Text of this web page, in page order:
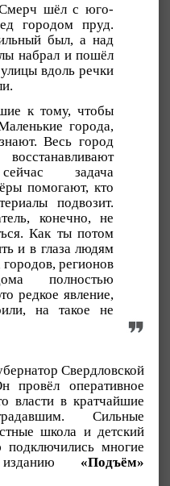
Смерч шёл с юго-
городом пруд.
был, а над
набрал и пошёл
вдоль речки
к тому, чтобы
города,
Весь город
сейчас задача
помогают, кто
подвозит.
конечно, не
Как ты потом
и в глаза людям
регионов
полностью
редкое явление,
на такое не
Свердловской
провёл оперативное
власти в кратчайшие
Сильные
школа и детский
многие
изданию «Подъём»